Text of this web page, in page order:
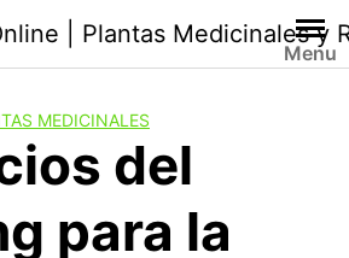
| Plantas Medicinales y
Menu
MEDICINALES
del
para la